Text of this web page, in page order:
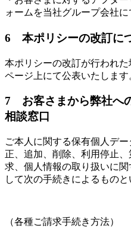
ォームを当社グループ会社
6 本ポリシーの改訂に
本ポリシーの改訂が行われ
ページ上にて公表いたします
7 お客さまから弊社へ
相談窓口
ご本人に関する保有個人デ
正、追加、削除、利用停止
求、個人情報の取り扱いに
して次の手続きによるものと
（各種ご請求手続き方法）